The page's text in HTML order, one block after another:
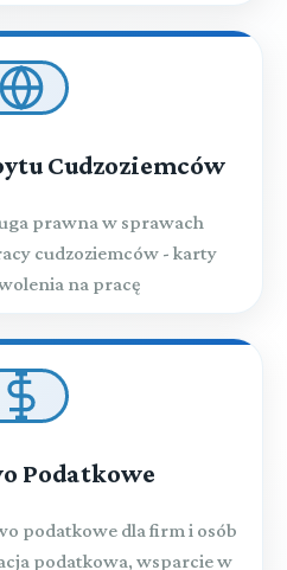
Cudzoziemców
prawna w sprawach
cudzoziemców - karty
na pracę
Podatkowe
podatkowe dla firm i osób
podatkowa, wsparcie w